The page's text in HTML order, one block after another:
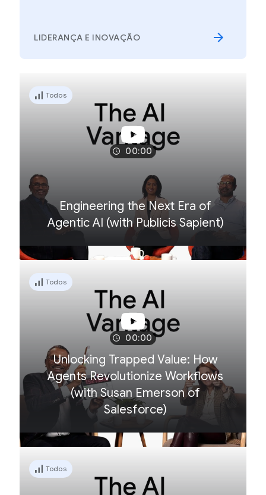
LIDERANÇA E INOVAÇÃO
Todos
00:00
Engineering the Next Era of
Agentic AI (with Publicis Sapient)
Todos
00:00
Unlocking Trapped Value: How
Agents Revolutionize Workflows
(with Susan Emerson of
Salesforce)
Todos